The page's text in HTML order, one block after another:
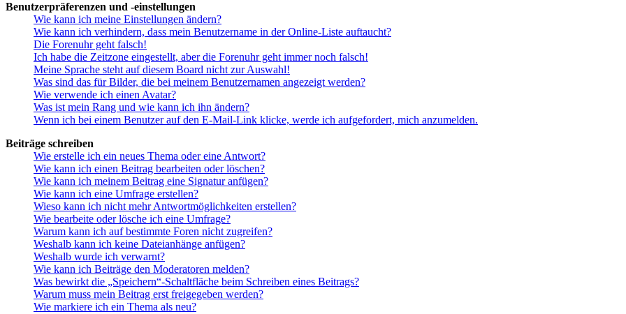
Benutzerpräferenzen und -einstellungen
Wie kann ich meine Einstellungen ändern?
Wie kann ich verhindern, dass mein Benutzername in der Online-Liste auftaucht?
Die Forenuhr geht falsch!
Ich habe die Zeitzone eingestellt, aber die Forenuhr geht immer noch falsch!
Meine Sprache steht auf diesem Board nicht zur Auswahl!
Was sind das für Bilder, die bei meinem Benutzernamen angezeigt werden?
Wie verwende ich einen Avatar?
Was ist mein Rang und wie kann ich ihn ändern?
Wenn ich bei einem Benutzer auf den E-Mail-Link klicke, werde ich aufgefordert, mich anzumelden.
Beiträge schreiben
Wie erstelle ich ein neues Thema oder eine Antwort?
Wie kann ich einen Beitrag bearbeiten oder löschen?
Wie kann ich meinem Beitrag eine Signatur anfügen?
Wie kann ich eine Umfrage erstellen?
Wieso kann ich nicht mehr Antwortmöglichkeiten erstellen?
Wie bearbeite oder lösche ich eine Umfrage?
Warum kann ich auf bestimmte Foren nicht zugreifen?
Weshalb kann ich keine Dateianhänge anfügen?
Weshalb wurde ich verwarnt?
Wie kann ich Beiträge den Moderatoren melden?
Was bewirkt die „Speichern“-Schaltfläche beim Schreiben eines Beitrags?
Warum muss mein Beitrag erst freigegeben werden?
Wie markiere ich ein Thema als neu?